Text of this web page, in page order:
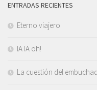
ENTRADAS RECIENTES
Eterno viajero
IA IA oh!
La cuestión del